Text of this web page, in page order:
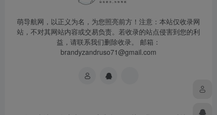
萌导航网，以正义为名，为您照亮前方！注意：本站仅收录网
站，不对其网站内容或交易负责。若收录的站点侵害到您的利
益，请联系我们删除收录。 邮箱：
brandyzandruso71@gmail.com